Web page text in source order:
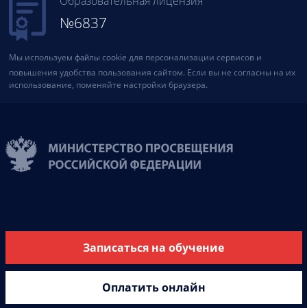
№6837
Мы используем файлы cookie для персонализации сервисов и
повышения удобства пользования сайтом. Если вы не согласны на их
использование, поменяйте настройки браузера.
Записаться на обучение
Оплатить онлайн